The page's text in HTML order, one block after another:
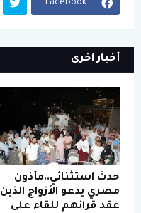
Facebook
أخبار اخرى
حدث استثنائي..مأذون
مصري يدعو الأزواج الذين
عقد قرانهم للقاء على